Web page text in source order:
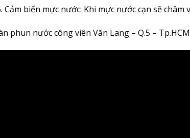
Cảm biến mực nước: Khi mực nước cạn sẽ châm
phun nước công viên Văn Lang – Q.5 – Tp.HCM